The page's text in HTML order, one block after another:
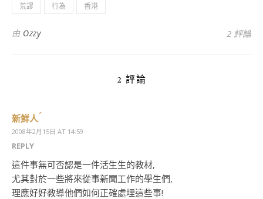
荒謬 行為 香港
由 Ozzy 2 評論
2 評論
新鮮人
2008年2月15日 AT 14:59
REPLY
這件事無可否認是一件活生生的教材,
尤其對於一些將來從事新聞工作的學生們,
理應好好教導他們如何正確處埋這些事!